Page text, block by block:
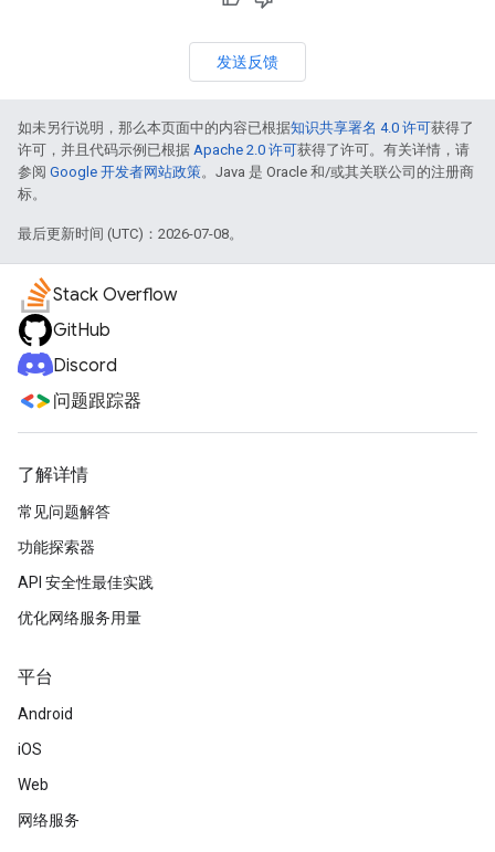
发送反馈
如未另行说明，那么本页面中的内容已根据知识共享署名 4.0 许可获得了
许可，并且代码示例已根据 Apache 2.0 许可获得了许可。有关详情，请
参阅 Google 开发者网站政策。Java 是 Oracle 和/或其关联公司的注册商
标。
最后更新时间 (UTC)：2026-07-08。
Stack Overflow
GitHub
Discord
问题跟踪器
了解详情
常见问题解答
功能探索器
API 安全性最佳实践
优化网络服务用量
平台
Android
iOS
Web
网络服务